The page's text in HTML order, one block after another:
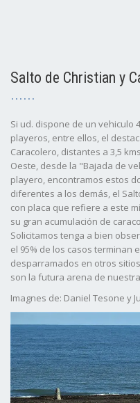
Salto de Christian y
Si ud. dispone de un vehiculo
playeros, entre ellos, el
Caracolero, distantes a 3,5
Oeste, desde la "Bajada de
playero, encontramos estos
diferentes a los demás, el
con placa que refiere a este
su gran acumulación de
Solicitamos tenga a bien
el 95% de los casos terminan
desparramados en otros
son la futura arena de
Imagnes de: Daniel Tesone y